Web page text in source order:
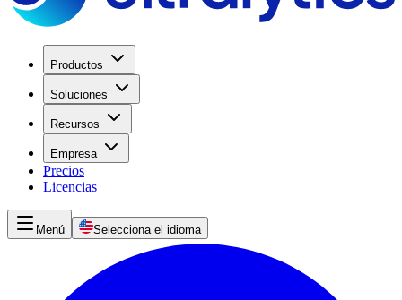
Productos
Soluciones
Recursos
Empresa
Precios
Licencias
Menú Selecciona el idioma